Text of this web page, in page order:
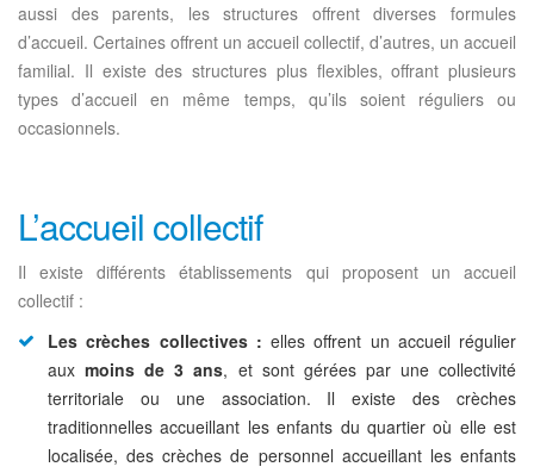
aussi des parents, les structures offrent diverses formules
d’accueil. Certaines offrent un accueil collectif, d’autres, un accueil
familial. Il existe des structures plus flexibles, offrant plusieurs
types d’accueil en même temps, qu’ils soient réguliers ou
occasionnels.
L’accueil collectif
Il existe différents établissements qui proposent un accueil
collectif :
Les crèches collectives : elles offrent un accueil régulier
auxmoins de 3 ans, et sont gérées par une collectivité
territoriale ou une association. Il existe des crèches
traditionnelles accueillant les enfants du quartier où elle est
localisée, des crèches de personnel accueillant les enfants